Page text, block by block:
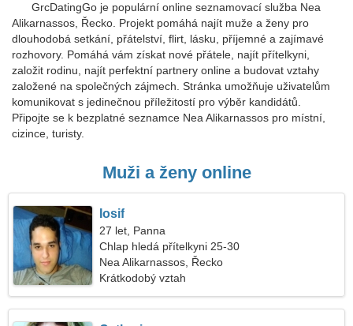
GrcDatingGo je populární online seznamovací služba Nea
Alikarnassos, Řecko. Projekt pomáhá najít muže a ženy pro
dlouhodobá setkání, přátelství, flirt, lásku, příjemné a zajímavé
rozhovory. Pomáhá vám získat nové přátele, najít přítelkyni,
založit rodinu, najít perfektní partnery online a budovat vztahy
založené na společných zájmech. Stránka umožňuje uživatelům
komunikovat s jedinečnou příležitostí pro výběr kandidátů.
Připojte se k bezplatné seznamce Nea Alikarnassos pro místní,
cizince, turisty.
Muži a ženy online
Iosif
27 let, Panna
Chlap hledá přítelkyni 25-30
Nea Alikarnassos, Řecko
Krátkodobý vztah